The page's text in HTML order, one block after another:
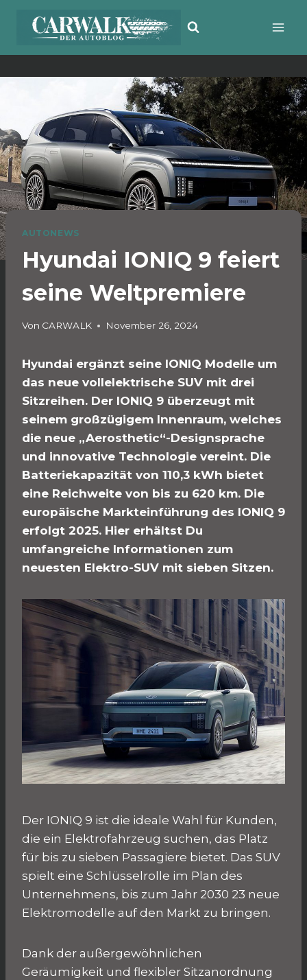
Inhalt
AUTONEWS
Hyundai IONIQ 9 feiert
seine Weltpremiere
Von CARWALK November 26, 2024
Hyundai ergänzt seine IONIQ Modelle um
das neue vollelektrische SUV mit drei
Sitzreihen. Der IONIQ 9 überzeugt mit
seinem großzügigem Innenraum, welches
die neue „Aerosthetic“-Designsprache
und innovative Technologie vereint. Die
Batteriekapazität von 110,3 kWh bietet
eine Reichweite von bis zu 620 km. Die
europäische Markteinführung des IONIQ 9
erfolgt 2025. Hier erhältst Du
umfangreiche Informationen zum
neuesten Elektro-SUV mit sieben Sitzen.
Der IONIQ 9 ist die ideale Wahl für Kunden,
die ein Elektrofahrzeug suchen, das Platz
für bis zu sieben Passagiere bietet. Das SUV
spielt eine Schlüsselrolle im Plan des
Unternehmens, bis zum Jahr 2030 23 neue
Elektromodelle auf den Markt zu bringen.
Dank der außergewöhnlichen
Geräumigkeit und flexibler Sitzanordnung